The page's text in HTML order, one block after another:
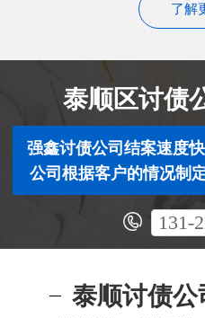
了解
泰顺区讨债
强鑫讨债公司结案速度
公司根据客户的情况制
131-
泰顺讨债公